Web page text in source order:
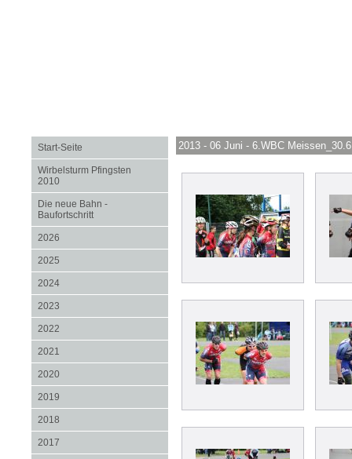
Start-Seite
Wirbelsturm Pfingsten
2010
Die neue Bahn -
Baufortschritt
2026
2025
2024
2023
2022
2021
2020
2019
2018
2017
2013 - 06 Juni - 6.WBC